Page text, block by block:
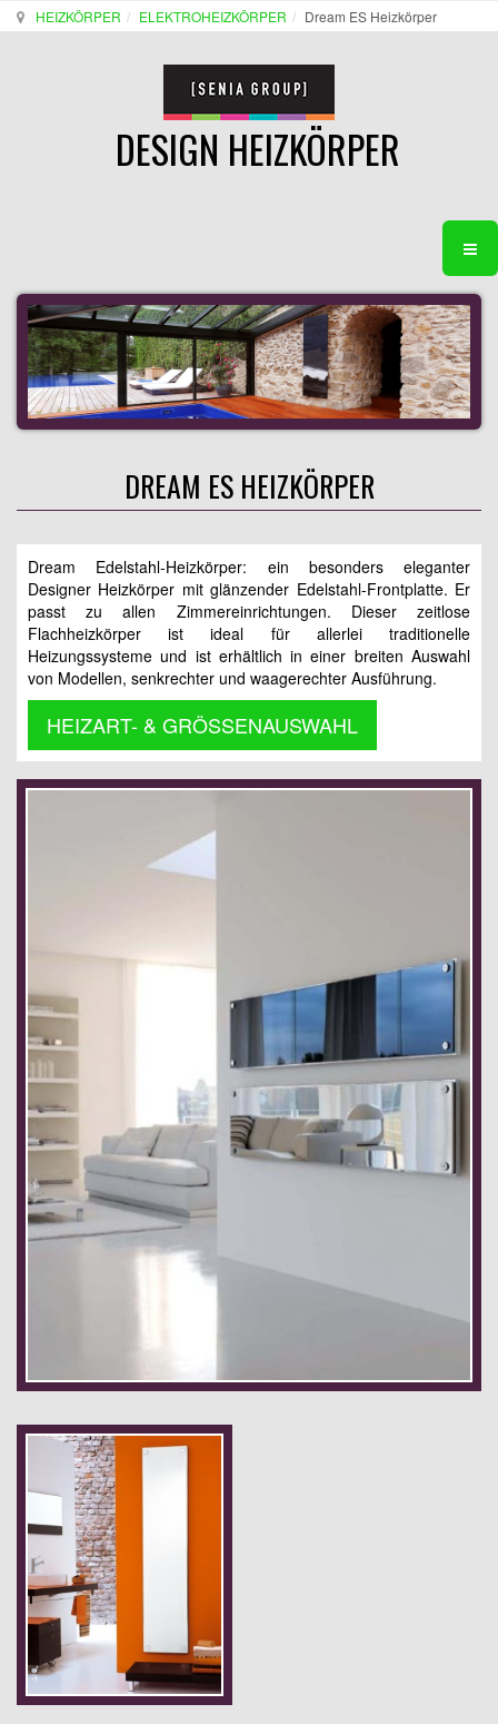
HEIZKÖRPER ELEKTROHEIZKÖRPER Dream ES Heizkörper
DESIGN HEIZKÖRPER
DREAM ES HEIZKÖRPER
Dream Edelstahl-Heizkörper: ein besonders eleganter
Designer Heizkörper mit glänzender Edelstahl-Frontplatte. Er
passt zu allen Zimmereinrichtungen. Dieser zeitlose
Flachheizkörper ist ideal für allerlei traditionelle
Heizungssysteme und ist erhältlich in einer breiten Auswahl
von Modellen, senkrechter und waagerechter Ausführung.
HEIZART- & GRÖSSENAUSWAHL